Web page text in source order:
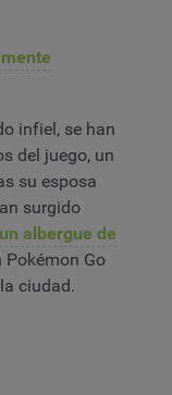
infiel, se han
del juego, un
su esposa
surgido
un albergue de
Pokémon Go
ciudad.